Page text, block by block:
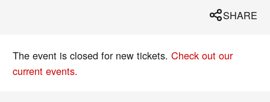
SHARE
The event is closed for new tickets.Check out our
current events.